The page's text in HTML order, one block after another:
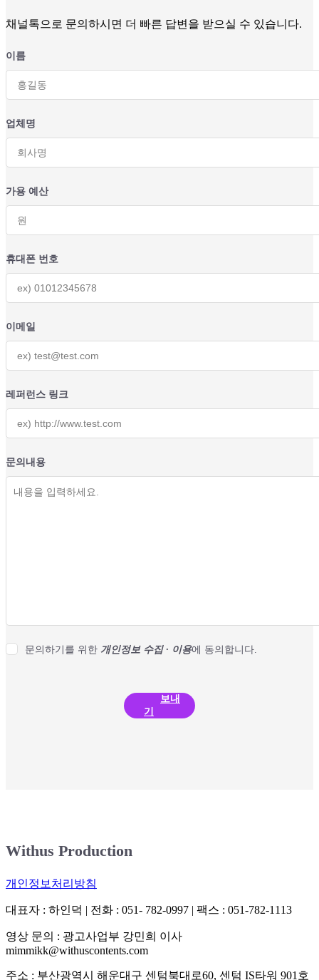
채널톡으로 문의하시면 더 빠른 답변을 받으실 수 있습니다.
이름
업체명
가용 예산
휴대폰 번호
이메일
레퍼런스 링크
문의내용
문의하기를 위한 개인정보 수집 · 이용에 동의합니다.
보내
기
Withus Production
개인정보처리방침
대표자 : 하인덕 | 전화 : 051- 782-0997 | 팩스 : 051-782-1113
영상 문의 : 광고사업부 강민희 이사
mimmikk@withuscontents.com
주소 : 부산광역시 해운대구 센텀북대로60, 센텀 IS타워 901호